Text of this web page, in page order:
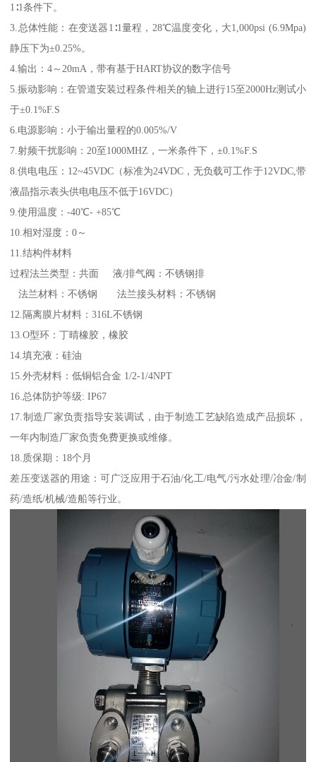
1∶1条件下。
3.总体性能：在变送器1∶1量程，28℃温度变化，大1,000psi (6.9Mpa)
静压下为±0.25%。
4.输出：4～20mA，带有基于HART协议的数字信号
5.振动影响：在管道安装过程条件相关的轴上进行15至2000Hz测试小
于±0.1%F.S
6.电源影响：小于输出量程的0.005%/V
7.射频干扰影响：20至1000MHZ，一米条件下，±0.1%F.S
8.供电电压：12~45VDC（标准为24VDC，无负载可工作于12VDC,带
液晶指示表头供电电压不低于16VDC）
9.使用温度：-40℃- +85℃
10.相对湿度：0～
11.结构件材料
过程法兰类型：共面 液/排气阀：不锈钢排
法兰材料：不锈钢 法兰接头材料：不锈钢
12.隔离膜片材料：316L不锈钢
13.O型环：丁晴橡胶，橡胶
14.填充液：硅油
15.外壳材料：低铜铝合金 1/2-1/4NPT
16.总体防护等级: IP67
17.制造厂家负责指导安装调试，由于制造工艺缺陷造成产品损坏，
一年内制造厂家负责免费更换或维修。
18.质保期：18个月
差压变送器的用途：可广泛应用于石油/化工/电气/污水处理/冶金/制
药/造纸/机械/造船等行业。